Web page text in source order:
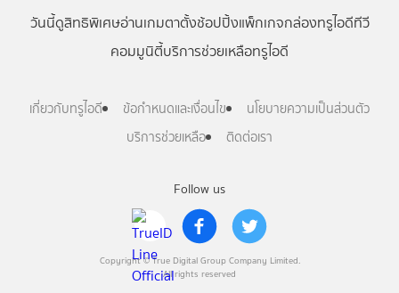
Follow us
Copyright © True Digital Group Company Limited.
All rights reserved
วันนี้ดูสิทธิพิเศษอ่านเกมตาตั้งช้อปปิ้งแพ็กเกจกล่องทรูไอดีทีวี
คอมมูนิตี้บริการช่วยเหลือทรูไอดี
เกี่ยวกับทรูไอดี ข้อกำหนดและเงื่อนไข
นโยบายความเป็นส่วนตัว
บริการช่วยเหลือ
ติดต่อเรา